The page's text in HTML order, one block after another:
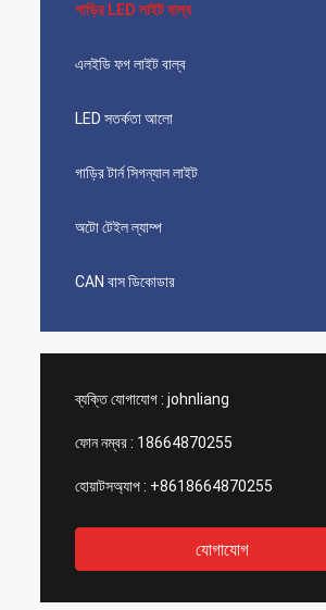
গাড়ির LED লাইট বাল্ব
এলইডি ফগ লাইট বাল্ব
LED সতর্কতা আলো
গাড়ির টার্ন সিগন্যাল লাইট
অটো টেইল ল্যাম্প
CAN বাস ডিকোডার
ব্যক্তি যোগাযোগ : johnliang
ফোন নম্বর : 18664870255
হোয়াটসঅ্যাপ : +8618664870255
যোগাযোগ